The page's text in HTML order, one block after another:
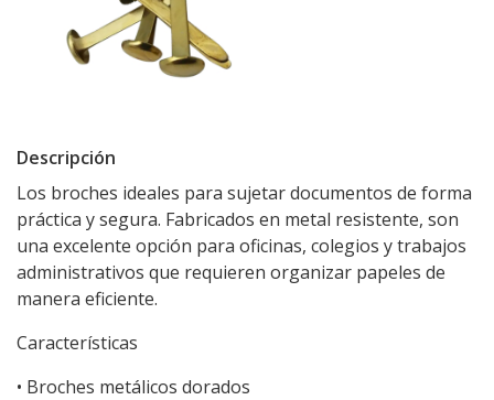
Descripción
Los broches ideales para sujetar documentos de forma
práctica y segura. Fabricados en metal resistente, son
una excelente opción para oficinas, colegios y trabajos
administrativos que requieren organizar papeles de
manera eficiente.
Características
• Broches metálicos dorados